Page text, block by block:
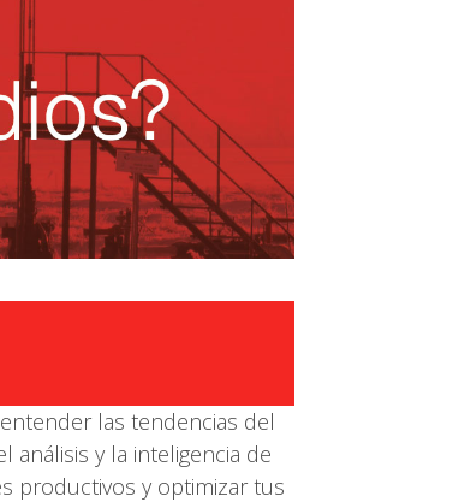
las tendencias del
análisis y la inteligencia de
productivos y optimizar tus